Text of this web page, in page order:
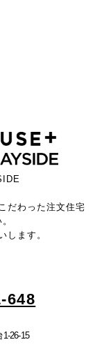
だわった注文住宅
します。
648
26-15